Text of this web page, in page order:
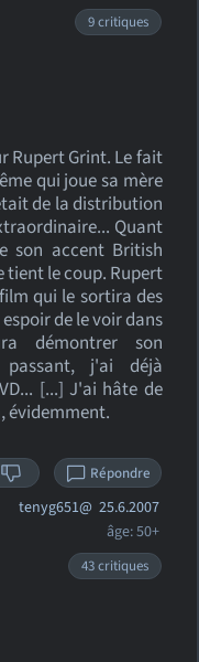
9 critiques
Rupert Grint. Le fait
qui joue sa mère
de la distribution
Quant
son accent British
tient le coup. Rupert
qui le sortira des
de le voir dans
démontrer son
j'ai déjà
[...] J'ai hâte de
évidemment.
Répondre
tenyg651@ 25.6.2007
âge: 50+
43 critiques